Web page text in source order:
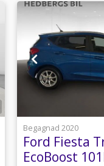
Begagnad 2020
Ford Fiesta
EcoBoost